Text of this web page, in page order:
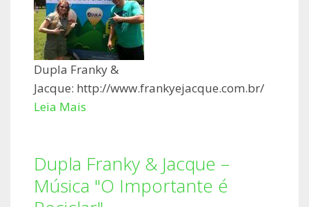
Dupla Franky &
Jacque: http://www.frankyejacque.com.br/
Leia Mais
Dupla Franky & Jacque –
Música "O Importante é